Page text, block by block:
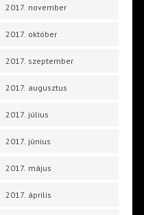
2017. november
2017. október
2017. szeptember
2017. augusztus
2017. július
2017. június
2017. május
2017. április